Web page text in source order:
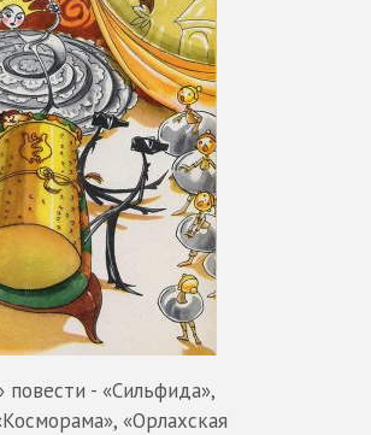
повести - «Сильфида»,
«Орлахская